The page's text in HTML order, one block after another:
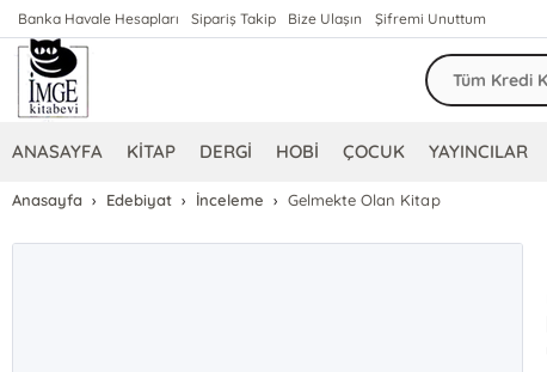
Banka Havale Hesapları Sipariş Takip Bize Ulaşın Şifremi Unuttum
ANASAYFA KİTAP DERGİ HOBİ ÇOCUK YAYINCILAR
Anasayfa Edebiyat İnceleme Gelmekte Olan Kitap